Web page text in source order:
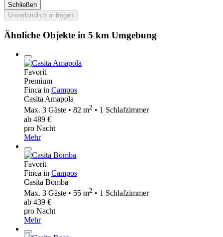
Schließen
Unverbindlich anfragen
Ähnliche Objekte in 5 km Umgebung
Favorit
Premium
Finca in Campos
Casita Amapola
Max. 3 Gäste • 82 m2 • 1 Schlafzimmer
ab 489 €
pro Nacht
Mehr
Favorit
Finca in Campos
Casita Bomba
Max. 3 Gäste • 55 m2 • 1 Schlafzimmer
ab 439 €
pro Nacht
Mehr